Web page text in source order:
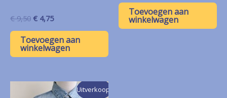
€9,50 Oorspronkelijke
was:
€ 9,50.
€ 4,75Huidige
is:
€ 4,75.
Toevoegen aan
winkelwagen
was:
€ 4,00.
is:
€ 2,00.
Toevoegen aan
winkelwagen
Uitverkoop!